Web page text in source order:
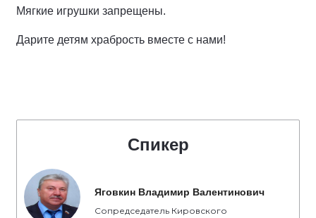
Мягкие игрушки запрещены.
Дарите детям храбрость вместе с нами!
Спикер
Яговкин Владимир Валентинович
Сопредседатель Кировского